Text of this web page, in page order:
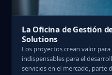
La Oficina de Gestión
Solutions
Los proyectos crean valor
indispensables para el
servicios en el mercado, parte